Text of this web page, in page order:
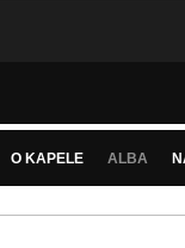
O KAPELE ALBA